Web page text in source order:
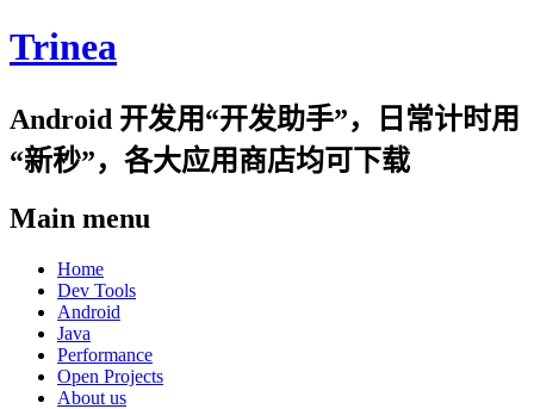
Trinea
Android 开发用“开发助手”，日常计时用
“新秒”，各大应用商店均可下载
Main menu
Skip
content
Home
Dev Tools
Android
Java
Performance
Open Projects
About us